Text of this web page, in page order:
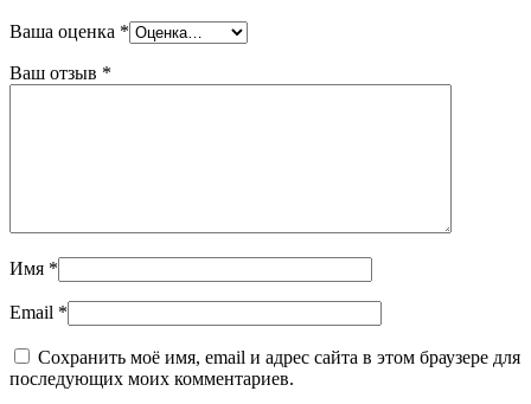
Ваша оценка *
Ваш отзыв *
Имя *
Email *
Сохранить моё имя, email и адрес сайта в этом браузере для
последующих моих комментариев.